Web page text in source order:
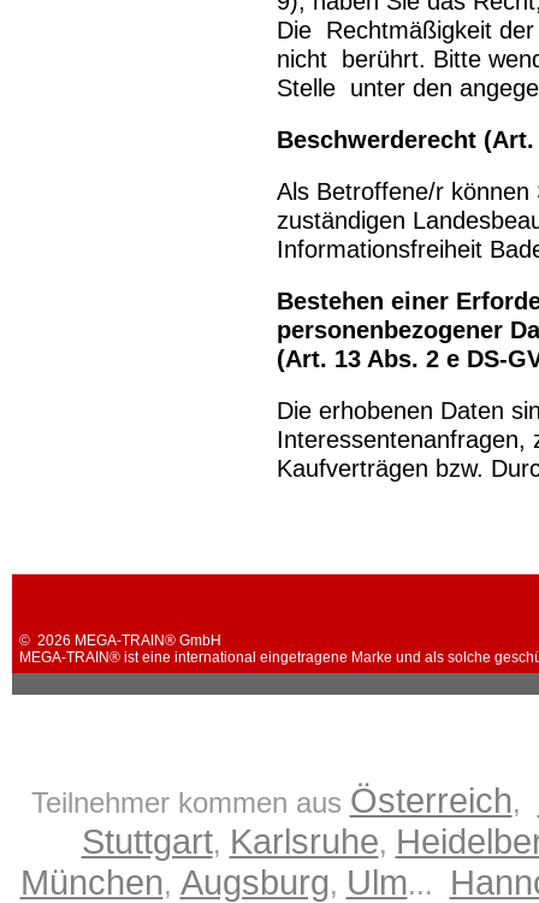
Die Rechtmäßigkeit
nicht berührt. Bitte
Stelle unter den
Beschwerderecht (Art.
Als Betroffene/r können
zuständigen
Informationsfreiheit
Bestehen einer
personenbezogener
(Art. 13 Abs. 2 e DS-
Die erhobenen Daten
Interessentenanfragen,
Kaufverträgen bzw.
© 2026 MEGA-TRAIN® GmbH
MEGA-TRAIN® ist eine international eingetragene Marke und als solche
Teilnehmer kommen aus Österreich,
Stuttgart, Karlsruhe,
München, Augsburg, Ulm...